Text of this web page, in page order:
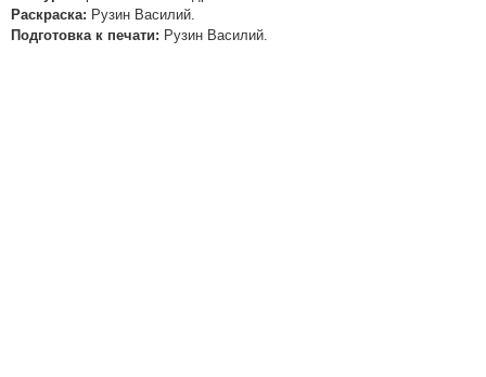
Раскраска: Рузин Василий.
Подготовка к печати: Рузин Василий.